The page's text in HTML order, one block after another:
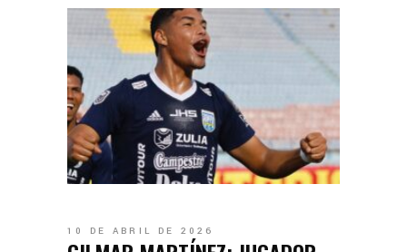
10 DE ABRIL DE 2026